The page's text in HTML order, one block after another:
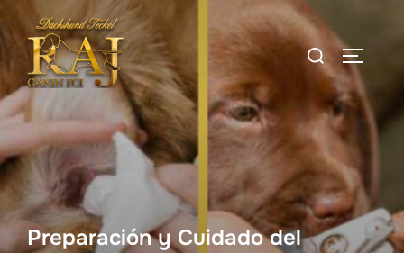
al
contenido
Buscar:
Preparación y Cuidado del